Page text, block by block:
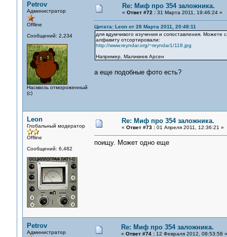
Petrov
Администратор
Offline
Сообщений: 2,234
Насквозь отмороженный
(с)
Re: Миф про 354 заложника.
« Ответ #72 :31 Марта 2011, 19:46:24 »
Цитата: Leon от 28 Марта 2011, 20:48:11
для вдумчивого изучения и сопоставления. Можете
алфавиту отсортировали:
http://www.reyndar.org/~reyndar1/118.jpg
Например, Маликиев Арсен
а еще подобные фото есть?
Leon
Глобальный модератор
Offline
Сообщений: 6,482
Re: Миф про 354 заложника.
« Ответ #73 :01 Апреля 2011, 12:36:21 »
поищу. Может одно еще
Petrov
Администратор
Re: Миф про 354 заложника.
« Ответ #74 :12 Февраля 2012, 08:53:58 »